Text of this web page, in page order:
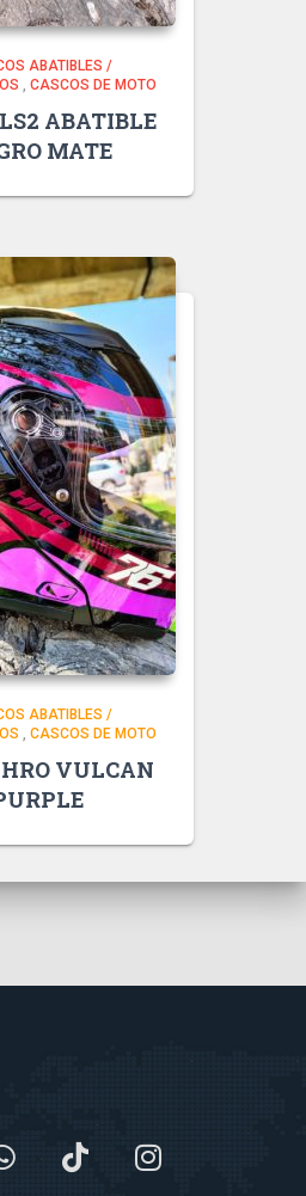
ABATIBLES /
CASCOS DE MOTO
ABATIBLE
MATE
ABATIBLES /
CASCOS DE MOTO
HRO VULCAN